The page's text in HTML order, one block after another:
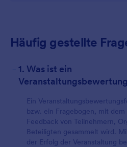
Häufig gestellte
- 1. Was ist ein
Ein
bzw. ein Fragebogen, mit
Feedback von Teilnehmern,
Beteiligten gesammelt wird.
der Erfolg der Veranstaltung